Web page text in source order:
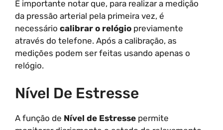
É importante notar que, para realizar a medição
da pressão arterial pela primeira vez, é
necessário calibrar o relógio previamente
através do telefone. Após a calibração, as
medições podem ser feitas usando apenas o
relógio.
Nível De Estresse
A função de Nível de Estresse permite